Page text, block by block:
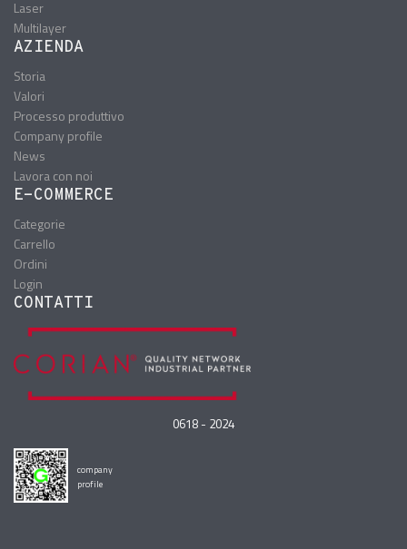
Laser
Multilayer
AZIENDA
Storia
Valori
Processo produttivo
Company profile
News
Lavora con noi
E-COMMERCE
Categorie
Carrello
Ordini
Login
CONTATTI
0618 - 2024
company
profile